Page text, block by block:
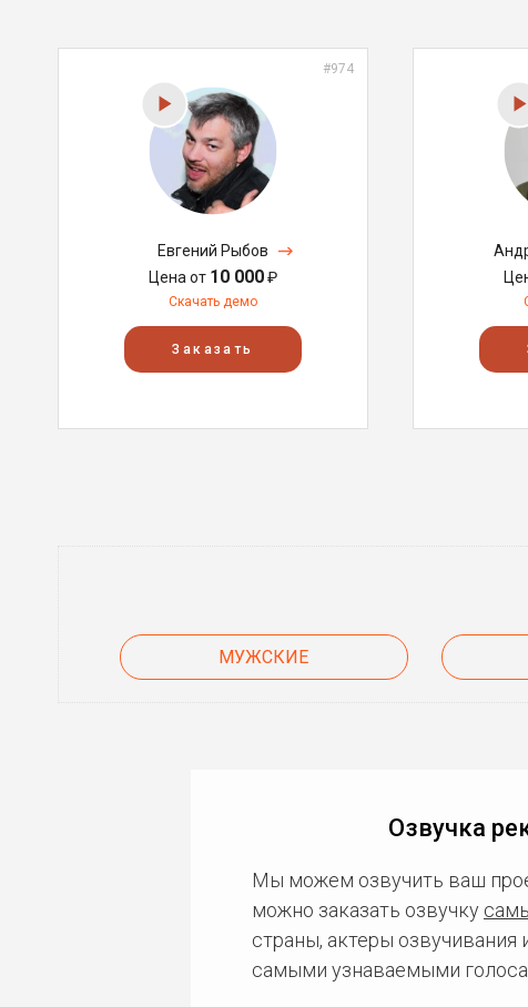
#974
Евгений Рыбов
Цена от 10 000₽
Скачать демо
Заказать
МУЖСКИЕ
Озвучка
Мы можем озвучить ваш
можно заказать озвучку
страны, актеры
самыми узнаваемыми